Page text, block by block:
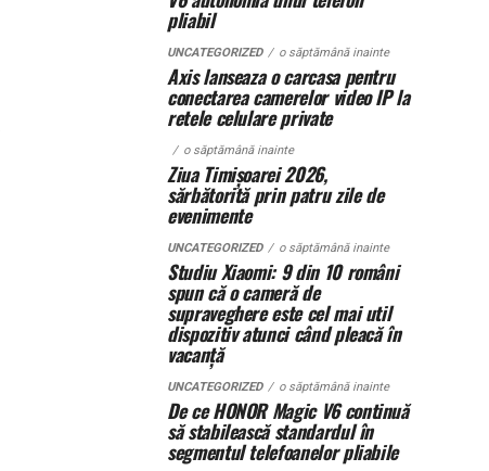
pliabil
UNCATEGORIZED o săptămână inainte
Axis lanseaza o carcasa pentru
conectarea camerelor video IP la
retele celulare private
o săptămână inainte
Ziua Timișoarei 2026,
sărbătorită prin patru zile de
evenimente
UNCATEGORIZED o săptămână inainte
Studiu Xiaomi: 9 din 10 români
spun că o cameră de
supraveghere este cel mai util
dispozitiv atunci când pleacă în
vacanță
UNCATEGORIZED o săptămână inainte
De ce HONOR Magic V6 continuă
să stabilească standardul în
segmentul telefoanelor pliabile